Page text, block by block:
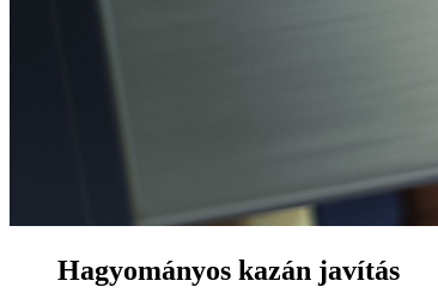
Hagyományos kazán javítás